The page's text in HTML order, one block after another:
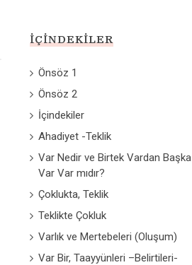
İÇINDEKILER
Önsöz 1
Önsöz 2
İçindekiler
Ahadiyet -Teklik
Var Nedir ve Birtek Vardan Başka
Var Var mıdır?
Çoklukta, Teklik
Teklikte Çokluk
Varlık ve Mertebeleri (Oluşum)
Var Bir, Taayyünleri –Belirtileri-